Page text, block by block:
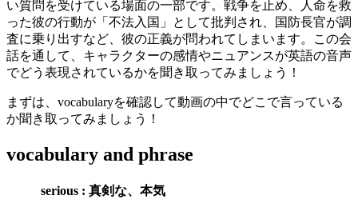
い質問を受けている場面の一部です。戦争を止め、人命を救
った彼の行動が「不法入国」として批判され、国防長官が調
査に乗り出すなど、彼の正義が問われてしまいます。この会
話を通して、キャラクターの感情やニュアンスが英語の音声
でどう表現されているかを聞き取ってみましょう！
まずは、vocabularyを確認して動画の中でどこで言っている
か聞き取ってみましょう！
vocabulary and phrase
serious : 真剣な、本気